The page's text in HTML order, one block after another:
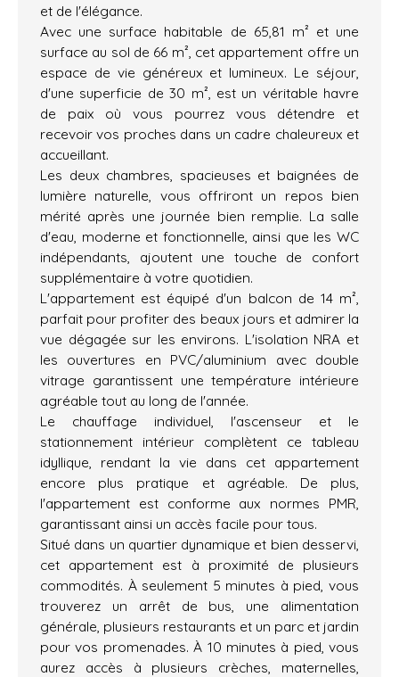
et de l'élégance.
Avec une surface habitable de 65,81 m² et une
surface au sol de 66 m², cet appartement offre un
espace de vie généreux et lumineux. Le séjour,
d'une superficie de 30 m², est un véritable havre
de paix où vous pourrez vous détendre et
recevoir vos proches dans un cadre chaleureux et
accueillant.
Les deux chambres, spacieuses et baignées de
lumière naturelle, vous offriront un repos bien
mérité après une journée bien remplie. La salle
d'eau, moderne et fonctionnelle, ainsi que les WC
indépendants, ajoutent une touche de confort
supplémentaire à votre quotidien.
L'appartement est équipé d'un balcon de 14 m²,
parfait pour profiter des beaux jours et admirer la
vue dégagée sur les environs. L'isolation NRA et
les ouvertures en PVC/aluminium avec double
vitrage garantissent une température intérieure
agréable tout au long de l'année.
Le chauffage individuel, l'ascenseur et le
stationnement intérieur complètent ce tableau
idyllique, rendant la vie dans cet appartement
encore plus pratique et agréable. De plus,
l'appartement est conforme aux normes PMR,
garantissant ainsi un accès facile pour tous.
Situé dans un quartier dynamique et bien desservi,
cet appartement est à proximité de plusieurs
commodités. À seulement 5 minutes à pied, vous
trouverez un arrêt de bus, une alimentation
générale, plusieurs restaurants et un parc et jardin
pour vos promenades. À 10 minutes à pied, vous
aurez accès à plusieurs crèches, maternelles,